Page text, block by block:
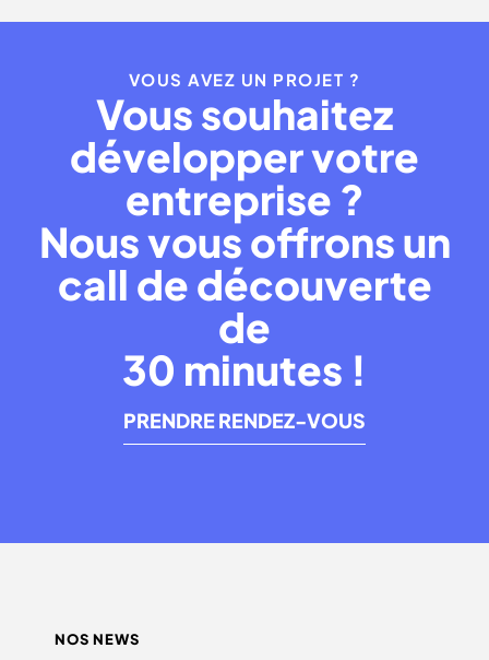
VOUS AVEZ UN PROJET ?
Vous souhaitez
développer votre
entreprise ?
Nous vous offrons un
call de découverte
de
30 minutes !
PRENDRE RENDEZ-VOUS
NOS NEWS